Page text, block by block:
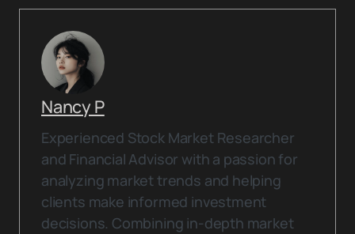
Nancy P
Experienced Stock Market Researcher
and Financial Advisor with a passion for
analyzing market trends and helping
clients make informed investment
decisions. Combining in-depth market